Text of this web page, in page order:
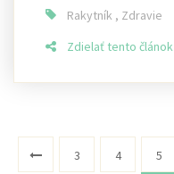
Rakytník , Zdravie
Zdielať tento článok
3 4 5